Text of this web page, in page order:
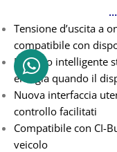
Tensione d’uscita a
compatibile con
Il nuovo intelligente
energia quando il
Nuova interfaccia
controllo facilitati
Compatibile con CI-
veicolo